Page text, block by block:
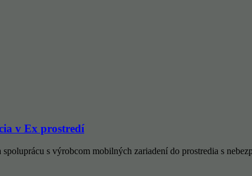
v Ex prostredí
s výrobcom mobilných zariadení do prostredia s